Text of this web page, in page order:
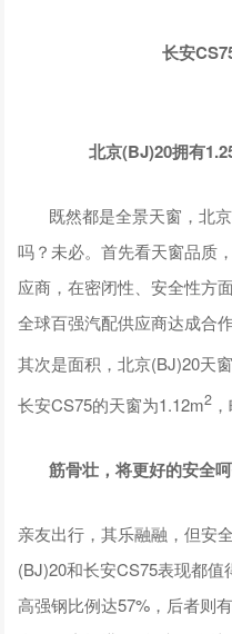
长安
北京(BJ)20拥有
既然都是全景天窗，北京
吗？未必。首先看天窗品质
应商，在密闭性、安全性方
全球百强汽配供应商达成合
其次是面积，北京(BJ)20天
长安CS75的天窗为1.12m2
筋骨壮，将更好的安全呵
亲友出行，其乐融融，但安
(BJ)20和长安CS75表现都值
高强钢比例达57%，后者则